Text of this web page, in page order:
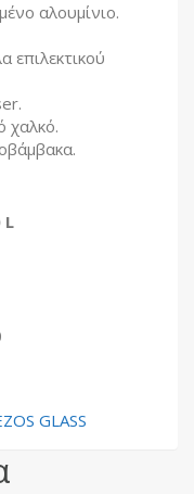
αλουμίνιο.
επιλεκτικού
χαλκό.
L
GLASS